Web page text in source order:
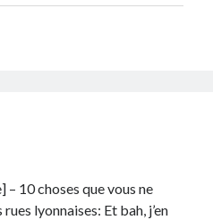
10 choses que vous ne
lyonnaises: Et bah, j’en